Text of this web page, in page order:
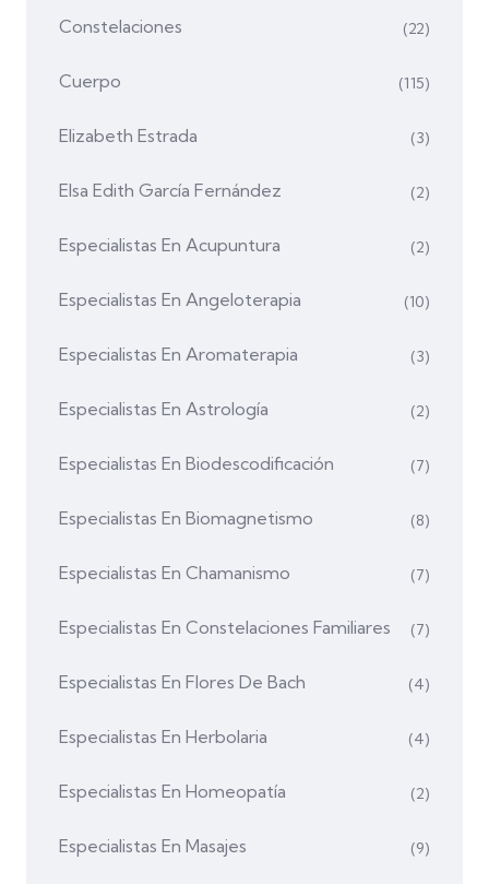
Constelaciones (22)
Cuerpo (115)
Elizabeth Estrada (3)
Elsa Edith García Fernández (2)
Especialistas En Acupuntura (2)
Especialistas En Angeloterapia (10)
Especialistas En Aromaterapia (3)
Especialistas En Astrología (2)
Especialistas En Biodescodificación (7)
Especialistas En Biomagnetismo (8)
Especialistas En Chamanismo (7)
Especialistas En Constelaciones Familiares (7)
Especialistas En Flores De Bach (4)
Especialistas En Herbolaria (4)
Especialistas En Homeopatía (2)
Especialistas En Masajes (9)